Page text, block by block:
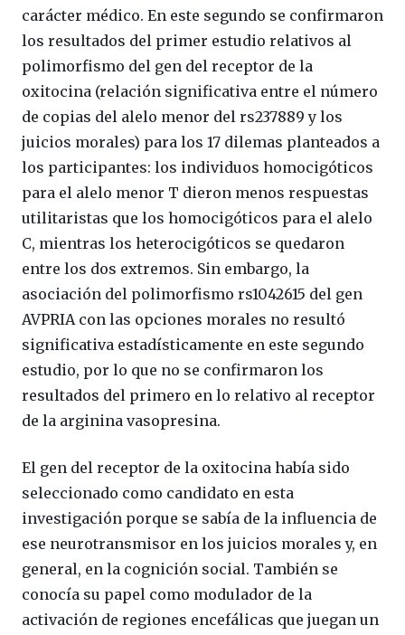
carácter médico. En este segundo se confirmaron
los resultados del primer estudio relativos al
polimorfismo del gen del receptor de la
oxitocina (relación significativa entre el número
de copias del alelo menor del rs237889 y los
juicios morales) para los 17 dilemas planteados a
los participantes: los individuos homocigóticos
para el alelo menor T dieron menos respuestas
utilitaristas que los homocigóticos para el alelo
C, mientras los heterocigóticos se quedaron
entre los dos extremos. Sin embargo, la
asociación del polimorfismo rs1042615 del gen
AVPRIA con las opciones morales no resultó
significativa estadísticamente en este segundo
estudio, por lo que no se confirmaron los
resultados del primero en lo relativo al receptor
de la arginina vasopresina.
El gen del receptor de la oxitocina había sido
seleccionado como candidato en esta
investigación porque se sabía de la influencia de
ese neurotransmisor en los juicios morales y, en
general, en la cognición social. También se
conocía su papel como modulador de la
activación de regiones encefálicas que juegan un